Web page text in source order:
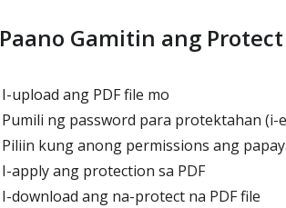
Paano Gamitin ang Protect
I-upload ang PDF file mo
Pumili ng password para protektahan (i-
Piliin kung anong permissions ang
I-apply ang protection sa PDF
I-download ang na-protect na PDF file